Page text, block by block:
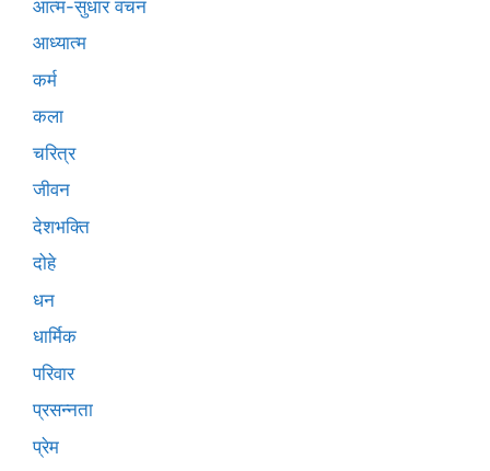
आत्म-सुधार वचन
आध्यात्म
कर्म
कला
चरित्र
जीवन
देशभक्ति
दोहे
धन
धार्मिक
परिवार
प्रसन्नता
प्रेम